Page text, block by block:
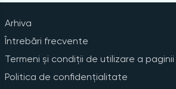
Arhiva
Întrebări frecvente
Termeni și condiții de utilizare a paginii
Politica de confidențialitate